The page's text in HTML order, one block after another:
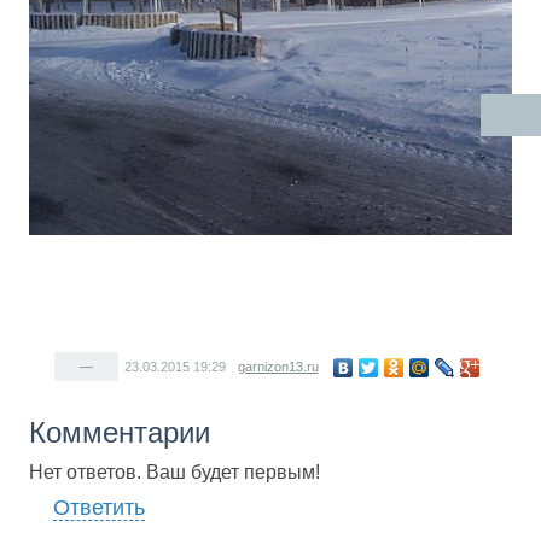
— 23.03.2015 19:29 garnizon13.ru
Комментарии
Нет ответов. Ваш будет первым!
Ответить